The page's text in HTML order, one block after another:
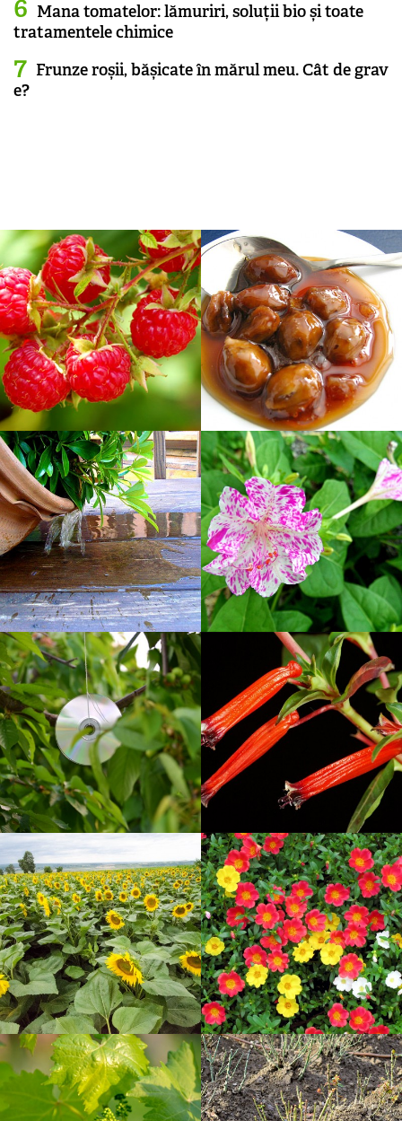
Mana tomatelor: lămuriri, soluții bio și toate
tratamentele chimice
Frunze roșii, bășicate în mărul meu. Cât de grav
e?